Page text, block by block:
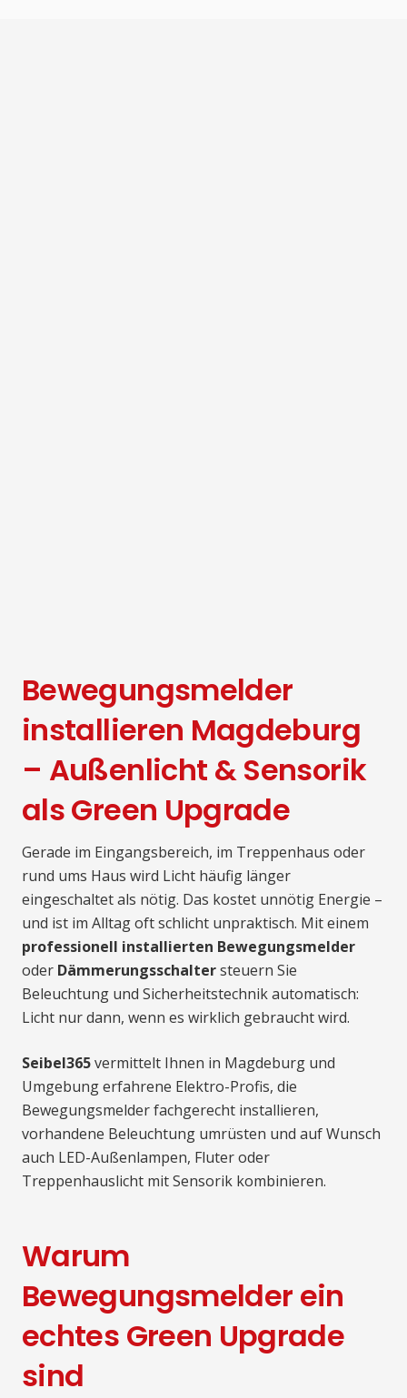
Bewegungsmelder
installieren Magdeburg
– Außenlicht & Sensorik
als Green Upgrade
Gerade im Eingangsbereich, im Treppenhaus oder
rund ums Haus wird Licht häufig länger
eingeschaltet als nötig. Das kostet unnötig Energie –
und ist im Alltag oft schlicht unpraktisch. Mit einem
professionell installierten Bewegungsmelder
oder Dämmerungsschaltersteuern Sie
Beleuchtung und Sicherheitstechnik automatisch:
Licht nur dann, wenn es wirklich gebraucht wird.
Seibel365vermittelt Ihnen in Magdeburg und
Umgebung erfahrene Elektro-Profis, die
Bewegungsmelder fachgerecht installieren,
vorhandene Beleuchtung umrüsten und auf Wunsch
auch LED-Außenlampen, Fluter oder
Treppenhauslicht mit Sensorik kombinieren.
Warum
Bewegungsmelder ein
echtes Green Upgrade
sind